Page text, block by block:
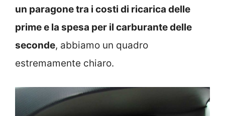
un paragone tra i costi di ricarica delle
prime e la spesa per il carburante delle
seconde, abbiamo un quadro
estremamente chiaro.